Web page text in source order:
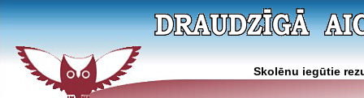
Skolēnu iegūtie